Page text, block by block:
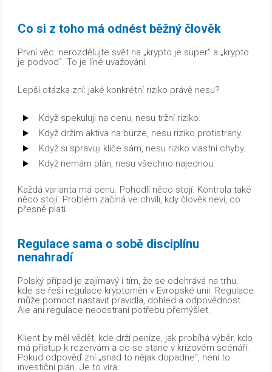
Co si z toho má odnést běžný člověk
První věc: nerozdělujte svět na „krypto je super“ a „krypto
je podvod“. To je líné uvažování.
Lepší otázka zní: jaké konkrétní riziko právě nesu?
Když spekuluji na cenu, nesu tržní riziko.
Když držím aktiva na burze, nesu riziko protistrany.
Když si spravuji klíče sám, nesu riziko vlastní chyby.
Když nemám plán, nesu všechno najednou.
Každá varianta má cenu. Pohodlí něco stojí. Kontrola také
něco stojí. Problém začíná ve chvíli, kdy člověk neví, co
přesně platí.
Regulace sama o sobě disciplínu
nenahradí
Polský případ je zajímavý i tím, že se odehrává na trhu,
kde se řeší regulace kryptoměn v Evropské unii. Regulace
může pomoct nastavit pravidla, dohled a odpovědnost.
Ale ani regulace neodstraní potřebu přemýšlet.
Klient by měl vědět, kde drží peníze, jak probíhá výběr, kdo
má přístup k rezervám a co se stane v krizovém scénáři.
Pokud odpověď zní „snad to nějak dopadne“, není to
investiční plán. Je to víra.